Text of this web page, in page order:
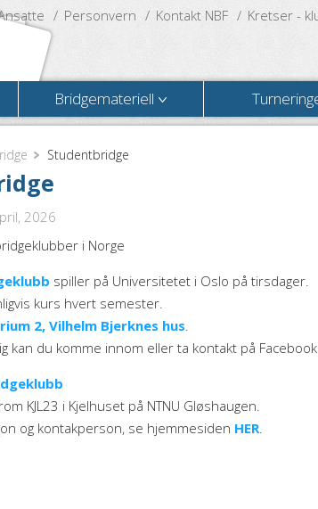
Personvern Kontakt NBF Kretser -
Bridgemateriell
Studentbridge
2026
i Norge
spiller på Universitetet i Oslo på tirsdager.
kurs hvert semester.
2, Vilhelm Bjerknes hus.
kan du komme innom eller ta kontakt på
KJL23 i Kjelhuset på NTNU Gløshaugen.
og kontakperson, se hjemmesiden HER.